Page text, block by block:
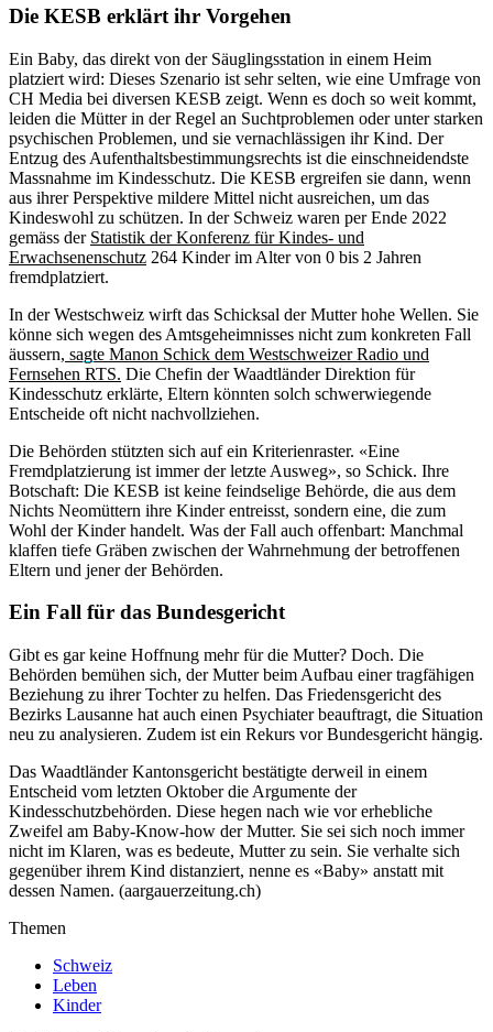
Die KESB erklärt ihr Vorgehen
Ein Baby, das direkt von der Säuglingsstation in einem Heim
platziert wird: Dieses Szenario ist sehr selten, wie eine Umfrage von
CH Media bei diversen KESB zeigt. Wenn es doch so weit kommt,
leiden die Mütter in der Regel an Suchtproblemen oder unter starken
psychischen Problemen, und sie vernachlässigen ihr Kind. Der
Entzug des Aufenthaltsbestimmungsrechts ist die einschneidendste
Massnahme im Kindesschutz. Die KESB ergreifen sie dann, wenn
aus ihrer Perspektive mildere Mittel nicht ausreichen, um das
Kindeswohl zu schützen. In der Schweiz waren per Ende 2022
gemäss der Statistik der Konferenz für Kindes- und
Erwachsenenschutz 264 Kinder im Alter von 0 bis 2 Jahren
fremdplatziert.
In der Westschweiz wirft das Schicksal der Mutter hohe Wellen. Sie
könne sich wegen des Amtsgeheimnisses nicht zum konkreten Fall
äussern, sagte Manon Schick dem Westschweizer Radio und
Fernsehen RTS. Die Chefin der Waadtländer Direktion für
Kindesschutz erklärte, Eltern könnten solch schwerwiegende
Entscheide oft nicht nachvollziehen.
Die Behörden stützten sich auf ein Kriterienraster. «Eine
Fremdplatzierung ist immer der letzte Ausweg», so Schick. Ihre
Botschaft: Die KESB ist keine feindselige Behörde, die aus dem
Nichts Neomüttern ihre Kinder entreisst, sondern eine, die zum
Wohl der Kinder handelt. Was der Fall auch offenbart: Manchmal
klaffen tiefe Gräben zwischen der Wahrnehmung der betroffenen
Eltern und jener der Behörden.
Ein Fall für das Bundesgericht
Gibt es gar keine Hoffnung mehr für die Mutter? Doch. Die
Behörden bemühen sich, der Mutter beim Aufbau einer tragfähigen
Beziehung zu ihrer Tochter zu helfen. Das Friedensgericht des
Bezirks Lausanne hat auch einen Psychiater beauftragt, die Situation
neu zu analysieren. Zudem ist ein Rekurs vor Bundesgericht hängig.
Das Waadtländer Kantonsgericht bestätigte derweil in einem
Entscheid vom letzten Oktober die Argumente der
Kindesschutzbehörden. Diese hegen nach wie vor erhebliche
Zweifel am Baby-Know-how der Mutter. Sie sei sich noch immer
nicht im Klaren, was es bedeute, Mutter zu sein. Sie verhalte sich
gegenüber ihrem Kind distanziert, nenne es «Baby» anstatt mit
dessen Namen. (aargauerzeitung.ch)
Themen
Schweiz
Leben
Kinder